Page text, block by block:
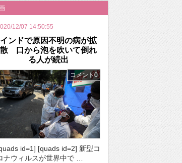
12/07 14:50:55
インドで原因不明の病が拡
散 口から泡を吹いて倒れ
る人が続出
コメント0
id=1] [quads id=2] 新型コ
ナウィルスが世界中で …